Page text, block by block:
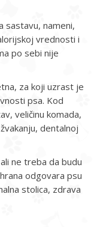
sastavu, nameni,
vrednosti i
po sebi nije
za koji uzrast je
psa. Kod
veličinu komada,
dentalnoj
ne treba da budu
odgovara psu
stolica, zdrava